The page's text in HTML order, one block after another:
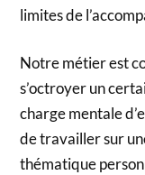
limites de
Notre métier est
s’octroyer un
charge mentale
de travailler sur
thématique